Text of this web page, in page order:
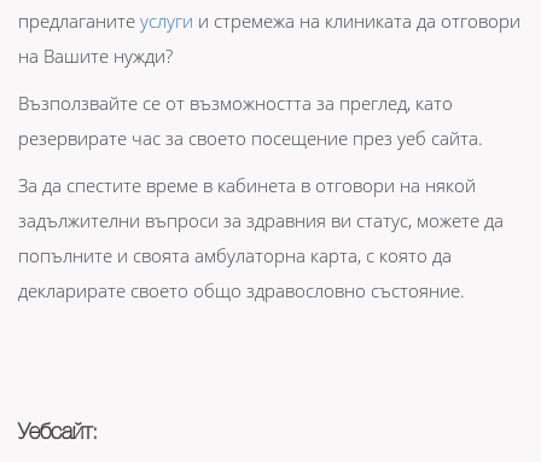
предлаганите услуги и стремежа на клиниката да отговори
на Вашите нужди?
Възползвайте се от възможността за преглед, като
резервирате час за своето посещение през уеб сайта.
За да спестите време в кабинета в отговори на някой
задължителни въпроси за здравния ви статус, можете да
попълните и своята амбулаторна карта, с която да
декларирате своето общо здравословно състояние.
Уебсайт: